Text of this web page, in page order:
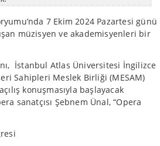
7 Ekim 2024 Pazartesi günü
müzisyen ve akademisyenleri bir
İstanbul Atlas Üniversitesi İngilizce
Sahipleri Meslek Birliği (MESAM)
konuşmasıyla başlayacak
sanatçısı Şebnem Ünal, “Opera